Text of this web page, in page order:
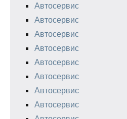
Автосервис
Автосервис
Автосервис
Автосервис
Автосервис
Автосервис
Автосервис
Автосервис